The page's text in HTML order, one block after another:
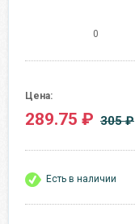
0
Цена:
289.75 ₽ 305 ₽
Есть в наличии